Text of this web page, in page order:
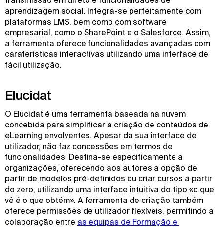
aprendizagem social. Integra-se perfeitamente com
plataformas LMS, bem como com software
empresarial, como o SharePoint e o Salesforce. Assim,
a ferramenta oferece funcionalidades avançadas com
caraterísticas interactivas utilizando uma interface de
fácil utilização.
Elucidat
O Elucidat é uma ferramenta baseada na nuvem
concebida para simplificar a criação de conteúdos de
eLearning envolventes. Apesar da sua interface de
utilizador, não faz concessões em termos de
funcionalidades. Destina-se especificamente a
organizações, oferecendo aos autores a opção de
partir de modelos pré-definidos ou criar cursos a partir
do zero, utilizando uma interface intuitiva do tipo «o que
vê é o que obtém». A ferramenta de criação também
oferece permissões de utilizador flexíveis, permitindo a
colaboração entre as equipas de Formação e